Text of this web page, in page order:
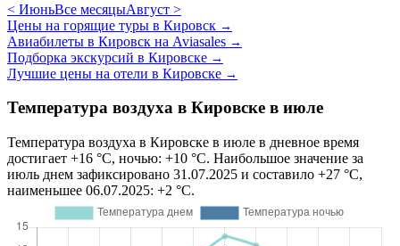
< ИюньВсе месяцыАвгуст >
Цены на горящие туры в Кировск →
Авиабилеты в Кировск на Aviasales →
Подборка экскурсий в Кировске →
Лучшие цены на отели в Кировске →
Температура воздуха в Кировске в июле
Температура воздуха в Кировске в июле в дневное время
достигает +16 °C, ночью: +10 °C. Наибольшое значение за
июль днем зафиксировано 31.07.2025 и составило +27 °C,
наименьшее 06.07.2025: +2 °C.